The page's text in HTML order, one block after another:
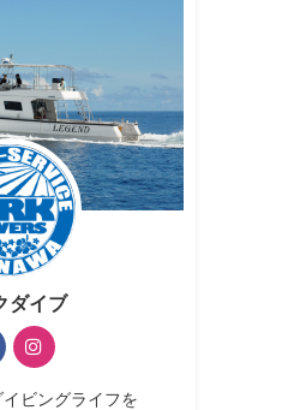
ダイブ
ビングライフを